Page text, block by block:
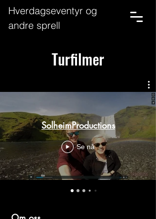
Hverdagseventyr og
andre sprell
Turfilmer
SolheimProductions
Se nå